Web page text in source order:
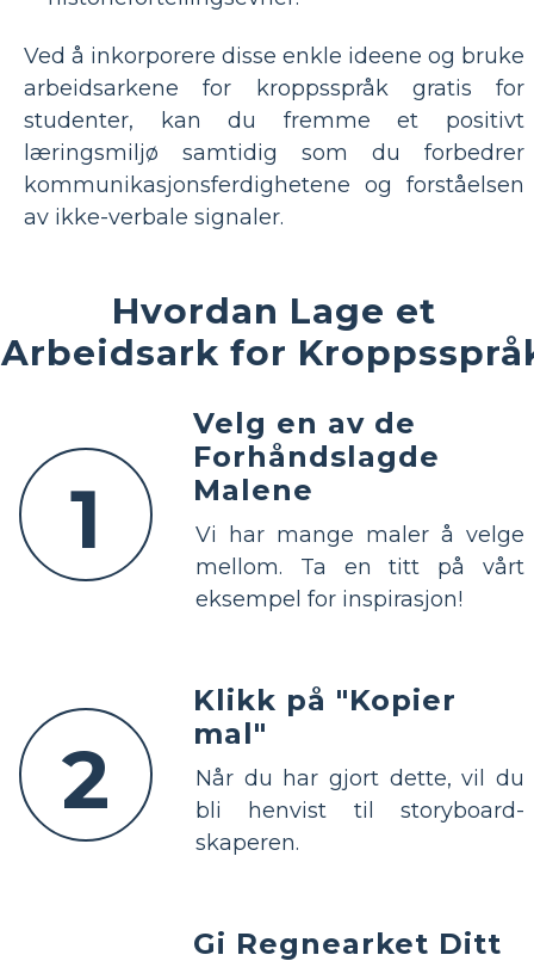
Ved å inkorporere disse enkle ideene og bruke
arbeidsarkene for kroppsspråk gratis for
studenter, kan du fremme et positivt
læringsmiljø samtidig som du forbedrer
kommunikasjonsferdighetene og forståelsen
av ikke-verbale signaler.
Hvordan Lage et
Arbeidsark for
1
Velg en av de
Forhåndslagde
Malene
Vi har mange maler å velge
mellom. Ta en titt på vårt
eksempel for inspirasjon!
2
Klikk på "Kopier
mal"
Når du har gjort dette, vil du
bli henvist til storyboard-
skaperen.
Gi Regnearket Ditt